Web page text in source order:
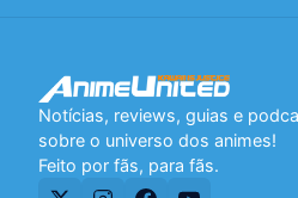
Notícias, reviews, guias e
sobre o universo dos animes!
Feito por fãs, para fãs.